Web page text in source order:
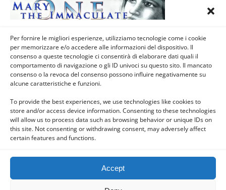
Per fornire le migliori esperienze, utilizziamo tecnologie come i cookie
per memorizzare e/o accedere alle informazioni del dispositivo. Il
consenso a queste tecnologie ci consentirà di elaborare dati quali il
comportamento di navigazione o gli ID univoci su questo sito. Il mancato
consenso o la revoca del consenso possono influire negativamente su
alcune caratteristiche e funzioni.
To provide the best experiences, we use technologies like cookies to
store and/or access device information. Consenting to these technologies
will allow us to process data such as browsing behavior or unique IDs on
this site. Not consenting or withdrawing consent, may adversely affect
certain features and functions.
Accept
MARCH 23, 2018
Part One) – Our Lady of the
Cape or Notre-Dame-du-Cap
(Québec – Canada)
Back to top
Mobile